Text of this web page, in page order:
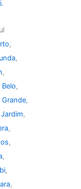
,
,
,
,
,
,
,
,
,
,
,